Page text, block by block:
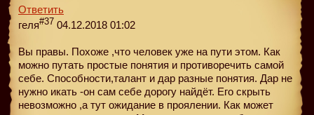
Ответить
геля#37 04.12.2018 01:02
Вы правы. Похоже ,что человек уже на пути этом. Как
можно путать простые понятия и противоречить самой
себе. Способности,талант и дар разные понятия. Дар не
нужно икать -он сам себе дорогу найдёт. Его скрыть
невозможно ,а тут ожидание в проялении. Как может